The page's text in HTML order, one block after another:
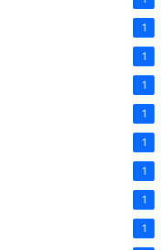
1
1
1
1
1
1
1
1